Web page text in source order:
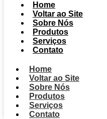
Home
Voltar ao Site
Sobre Nós
Produtos
Serviços
Contato
Home
Voltar ao Site
Sobre Nós
Produtos
Serviços
Contato